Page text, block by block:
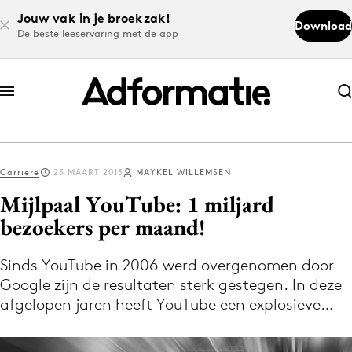
Jouw vak in je broekzak!
De beste leeservaring met de app
Download
Abonneer nu
Abonneer nu
Log in
Volg het laatste nieuws via de Adformatie
Nieuws app
Carriere 25 MAART 2013 MAYKEL WILLEMSEN
Mijlpaal YouTube: 1 miljard
bezoekers per maand!
Sinds YouTube in 2006 werd overgenomen door
Google zijn de resultaten sterk gestegen. In deze
afgelopen jaren heeft YouTube een explosieve…